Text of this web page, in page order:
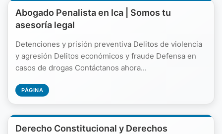
Abogado Penalista en Ica | Somos tu
asesoría legal
Detenciones y prisión preventiva Delitos de violencia
y agresión Delitos económicos y fraude Defensa en
casos de drogas Contáctanos ahora...
PÁGINA
Derecho Constitucional y Derechos